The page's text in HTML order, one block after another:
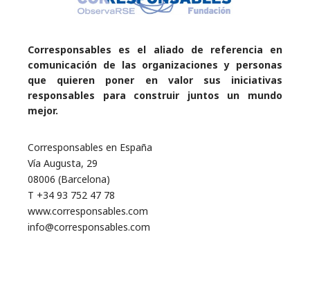
Corresponsables es el aliado de referencia en
comunicación de las organizaciones y personas
que quieren poner en valor sus iniciativas
responsables para construir juntos un mundo
mejor.
Corresponsables en España
Vía Augusta, 29
08006 (Barcelona)
T +34 93 752 47 78
www.corresponsables.com
info@corresponsables.com